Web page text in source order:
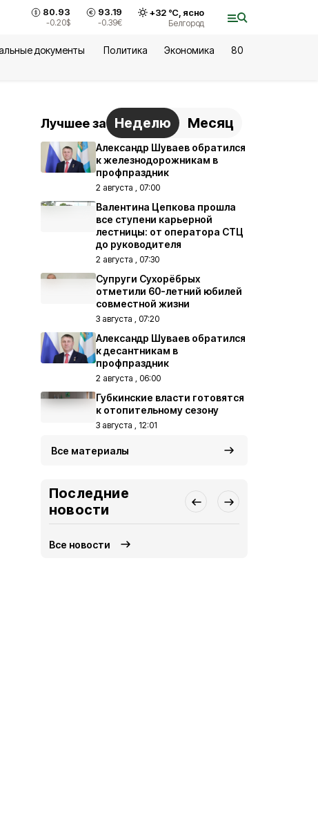
80.93
-0.20$
93.19
-0.39€
+32°С, ясно
Белгород
документы Политика Экономика
80
Лучшее за Неделю Месяц
Александр Шуваев обратился
к железнодорожникам в
профпраздник
2 августа , 07:00
Валентина Цепкова прошла
все ступени карьерной
лестницы: от оператора СТЦ
до руководителя
2 августа , 07:30
Супруги Сухорёбрых
отметили 60-летний юбилей
совместной жизни
3 августа , 07:20
Александр Шуваев обратился
к десантникам в
профпраздник
2 августа , 06:00
Губкинские власти готовятся
к отопительному сезону
3 августа , 12:01
Все материалы
Последние
новости
Все новости